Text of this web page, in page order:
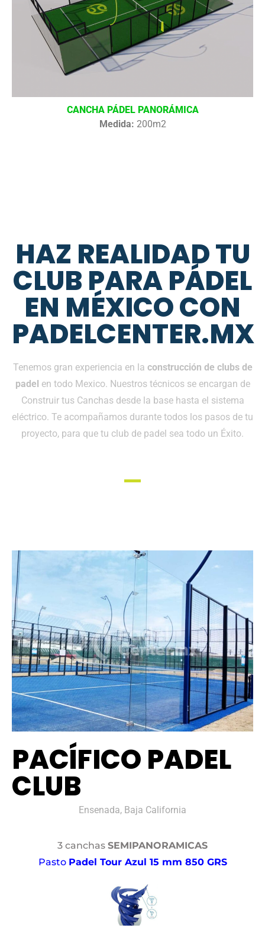
CANCHA PÁDEL PANORÁMICA
Medida: 200m2
HAZ REALIDAD TU
CLUB PARA PÁDEL
EN MÉXICO CON
PADELCENTER.MX
Tenemos gran experiencia en la construcción de clubs de
padel en todo Mexico. Nuestros técnicos se encargan de
Construir tus Canchas desde la base hasta el sistema
eléctrico. Te acompañamos durante todos los pasos de tu
proyecto, para que tu club de padel sea todo un Éxito.
PACÍFICO PADEL
CLUB
Ensenada, Baja California
3 canchas SEMIPANORAMICAS
Pasto Padel Tour Azul 15 mm 850 GRS